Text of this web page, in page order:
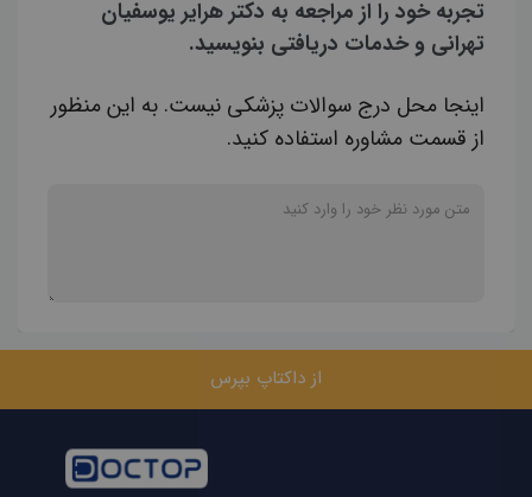
تجربه خود را از مراجعه به دکتر هرایر یوسفیان
تهرانی و خدمات دریافتی بنویسید.
اینجا محل درج سوالات پزشکی نیست. به این منظور
از قسمت مشاوره استفاده کنید.
از داکتاپ بپرس